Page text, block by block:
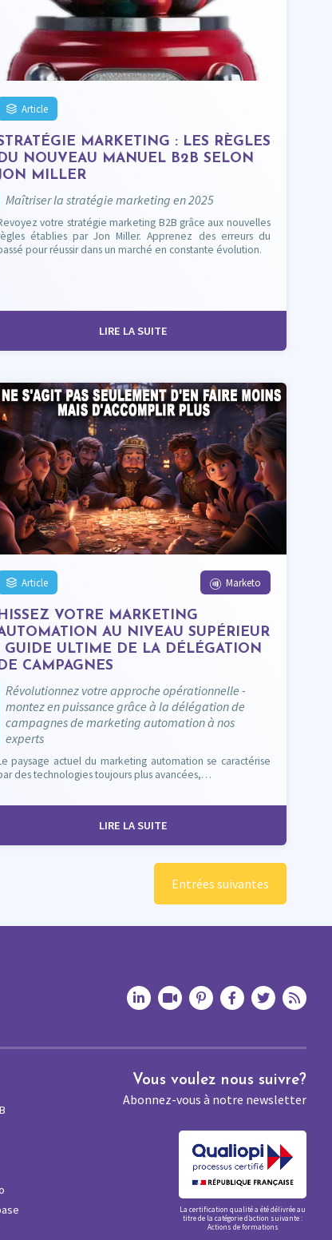
Article
MARKETING : LES RÈGLES
DU NOUVEAU MANUEL B2B SELON
MILLER
Maîtriser la stratégie marketing en 2025
votre stratégie marketing B2B grâce aux nouvelles
établies par Jon Miller. Apprenez des erreurs du
pour réussir dans un marché en constante évolution.
LIRE LA SUITE
Article Marketo
HISSEZ VOTRE MARKETING
AU NIVEAU SUPÉRIEUR
GUIDE ULTIME DE LA DÉLÉGATION
DE CAMPAGNES
Révolutionnez votre approche opérationnelle -
montez en puissance grâce à la délégation de
campagnes de marketing automation à nos
experts
paysage actuel du marketing automation se caractérise
des technologies toujours plus avancées,…
LIRE LA SUITE
Entrées suivantes
Vous voulez nous suivre?
Abonnez-vous à notre newsletter
La certification qualité a été délivrée au
titre de la catégorie d’action suivante :
Actions de formations